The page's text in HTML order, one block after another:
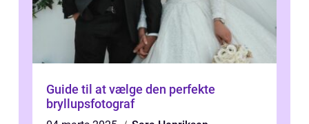
Guide til at vælge den perfekte
bryllupsfotograf